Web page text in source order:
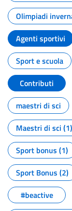
Olimpiadi
Agenti sportivi
Sport e scuola
Contributi
maestri di sci
Maestri di sci (1)
Sport bonus (1)
Sport Bonus (2)
#beactive